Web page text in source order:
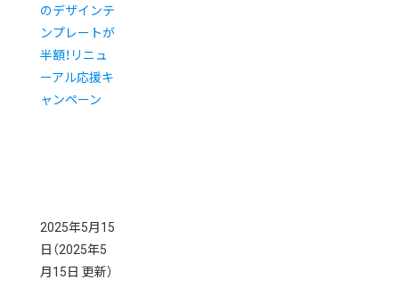
のデザインテ
ンプレートが
半額！リニュ
ーアル応援キ
ャンペーン
2025年5月15
日 （2025年5
月15日 更新）